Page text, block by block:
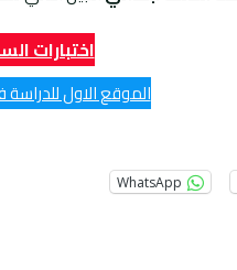
اختبارات
الموقع الاول للدراسة
WhatsApp